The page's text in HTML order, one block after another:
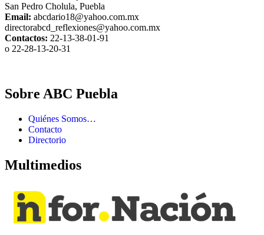
San Pedro Cholula, Puebla
Email: abcdario18@yahoo.com.mx
directorabcd_reflexiones@yahoo.com.mx
Contactos: 22-13-38-01-91
o 22-28-13-20-31
Sobre ABC Puebla
Quiénes Somos…
Contacto
Directorio
Multimedios